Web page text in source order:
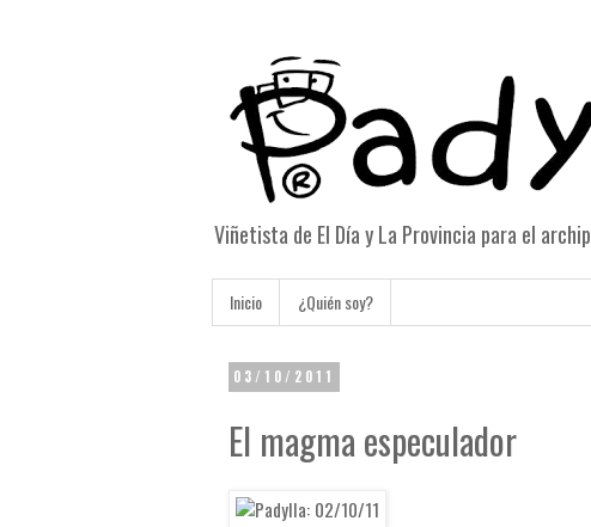
Viñetista de El Día y La Provincia para el
Inicio ¿Quién soy?
03/10/2011
El magma especulador